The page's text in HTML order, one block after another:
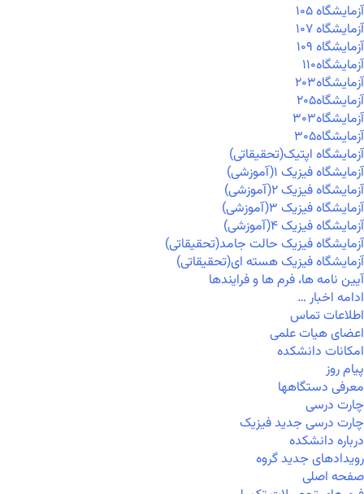
آزمايشگاه ۱۰۵
آزمايشگاه ۱۰۷
آزمايشگاه ۱۰۹
آزمايشگاه۱۱۰
آزمايشگاه۲۰۳
آزمايشگاه۲۰۵
آزمايشگاه۳۰۳
آزمايشگاه۳۰۵
آزمایشگاه اپتیک(تحقیقاتی)
آزمایشگاه فیزیک ۱(آموزشی)
آزمایشگاه فیزیک ۲(آموزشی)
آزمایشگاه فیزیک ۳(آموزشی)
آزمایشگاه فیزیک ۴(آموزشی)
آزمایشگاه فیزیک حالت جامد(تحقیقاتی)
آزمایشگاه فیزیک هسته ای(تحقیقاتی)
آیین نامه ها، فرم ها و فرایندها
ادامه اخبار …
اطلاعات تماس
اعضای هیات علمی
امکانات دانشکده
پیام روز
معرفی دستگاهها
چارت درسی
چارت درسی جدید فیزیک
درباره دانشکده
رویدادهای جدید گروه
صفحه اصلی